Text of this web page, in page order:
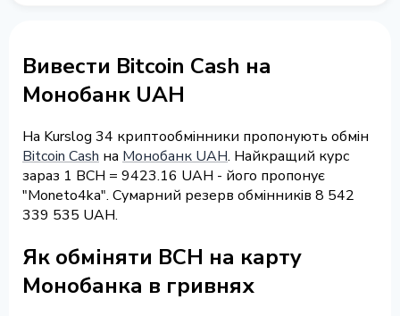
Вивести Bitcoin Cash на
Монобанк UAH
На Kurslog 34 криптообмінники пропонують обмін
Bitcoin Cash на Монобанк UAH. Найкращий курс
зараз 1 BCH = 9423.16 UAH - його пропонує
"Moneto4ka". Сумарний резерв обмінників 8 542
339 535 UAH.
Як обміняти BCH на карту
Монобанка в гривнях